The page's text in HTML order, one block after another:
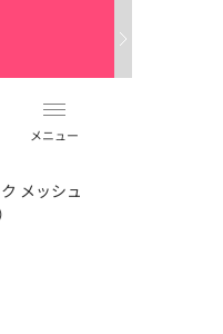
メニュー
メッシュ